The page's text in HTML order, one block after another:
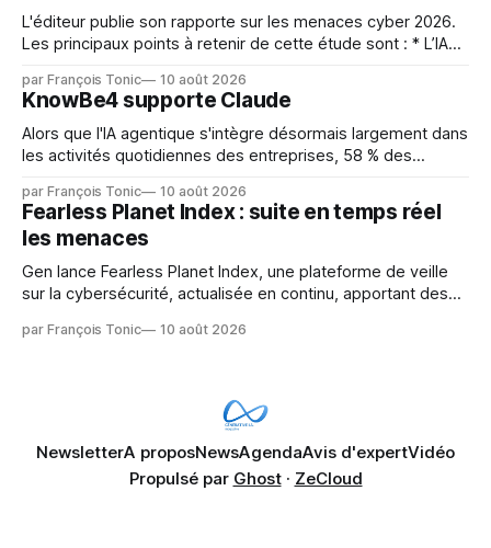
L'éditeur publie son rapporte sur les menaces cyber 2026.
Les principaux points à retenir de cette étude sont : * L’IA
malveillants utilisent l’IA pour générer des payloads et des
commandes shell, abusent d’accès LLM d’entreprise
par François Tonic 10 août 2026
KnowBe4 supporte Claude
Alors que l'IA agentique s'intègre désormais largement dans
les activités quotidiennes des entreprises, 58 % des
rapport KnowBe4 2026 Agentic Risk to Human Wins
Report indiquent que des agents IA exécutent déjà des
actions au sein des processus métier de
par François Tonic 10 août 2026
Fearless Planet Index : suite en temps réel
les menaces
Gen lance Fearless Planet Index, une plateforme de veille
sur la cybersécurité, actualisée en continu, apportant des
cybermenaces et risques liés à l’usurpation d’identité. Le
par François Tonic 10 août 2026
NewsletterA proposNewsAgendaAvis d'expertVidéo
Propulsé par Ghost· ZeCloud